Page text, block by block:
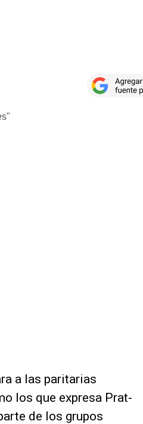
a las paritarias
los que expresa Prat-
de los grupos